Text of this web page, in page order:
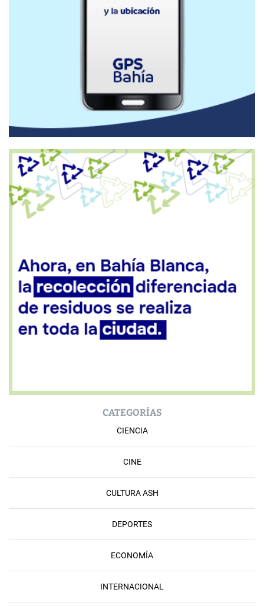
CATEGORÍAS
CIENCIA
CINE
CULTURA ASH
DEPORTES
ECONOMÍA
INTERNACIONAL